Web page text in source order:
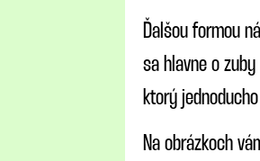
Ďalšou formou
sa hlavne o
ktorý
Na obrázkoch